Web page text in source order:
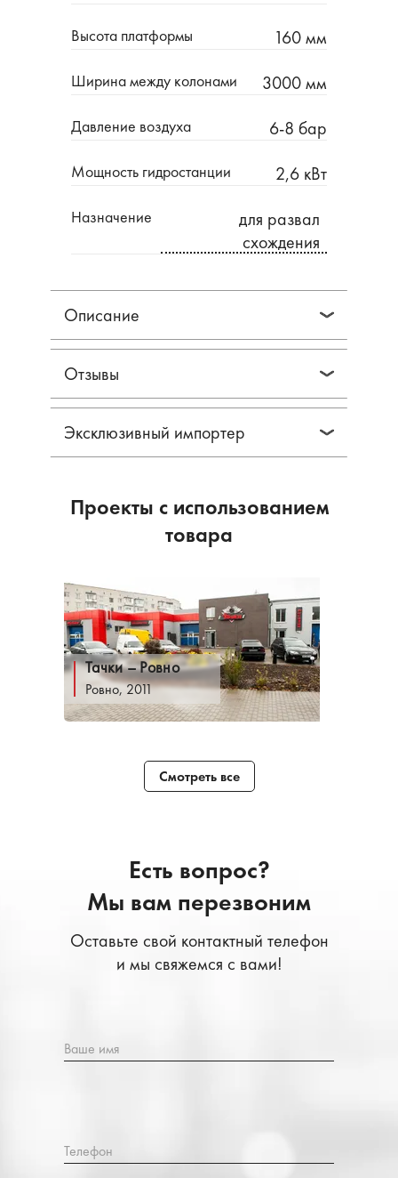
Высота платформы 160 мм
Ширина между колонами 3000 мм
Давление воздуха 6-8 бар
Мощность гидростанции 2,6 кВт
Назначение
для развал
схождения
Описание
Отзывы
Эксклюзивный импортер
Проекты с использованием
товара
Тачки – Ровно
Ровно, 2011
Смотреть все
Есть вопрос?
Мы вам перезвоним
Оставьте свой контактный телефон
и мы свяжемся с вами!
Ваше имя
Телефон